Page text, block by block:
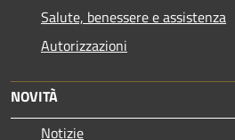
Salute, benessere e assistenza
Autorizzazioni
NOVITÀ
Notizie